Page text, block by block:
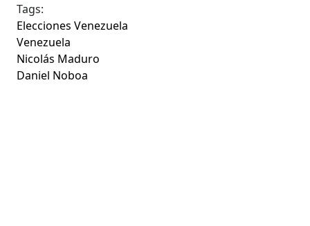
Tags:
Elecciones Venezuela
Venezuela
Nicolás Maduro
Daniel Noboa